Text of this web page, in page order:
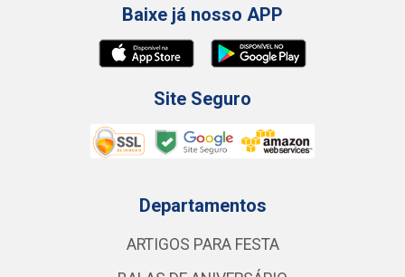
Baixe já nosso APP
Site Seguro
Departamentos
ARTIGOS PARA FESTA